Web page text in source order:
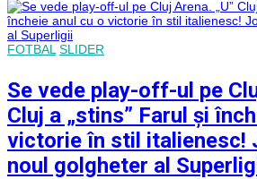
FOTBAL SLIDER
Se vede play-off-ul pe
Cluj a „stins” Farul și
victorie în stil italienesc!
noul golgheter al